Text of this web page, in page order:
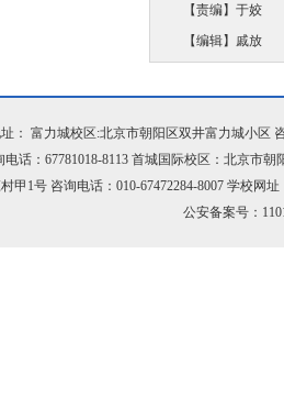
【责编】于姣
【编辑】戚放
： 富力城校区:北京市朝阳区双井富力城小区
电话：67781018-8113 首城国际校区：北京市
甲1号 咨询电话：010-67472284-8007 学校网
公安备案号：